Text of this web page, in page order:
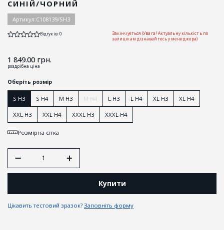
СИНІЙ/ЧОРНИЙ
Артикул:C108139/SH3
Відгуків: 0
Закінчується (Увага! Актуальну кількість по
залишкам дізнавайтесь у менеджера)
1 849.00грн.
роздрібна ціна
Оберіть розмір
S H3 S H4 M H3 M H4 L H3 L H4 XL H3 XL H4
XXL H3 XXL H4 XXXL H3 XXXL H4
Розмірна сітка
Купити
Цікавить тестовий зразок? Заповніть форму